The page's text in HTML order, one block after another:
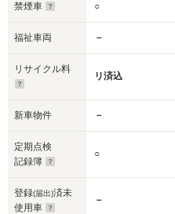
禁煙車 ○
福祉車両 －
リサイクル料
リ済込
新車物件 －
定期点検
記録簿
○
登録(届出)済未
使用車
－